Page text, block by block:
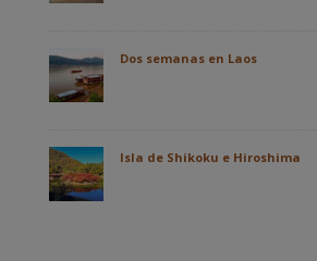
Dos semanas en Laos
Isla de Shikoku e Hiroshima